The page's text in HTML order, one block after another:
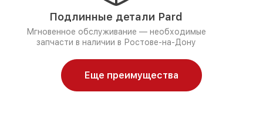
Подлинные детали Pard
Мгновенное обслуживание — необходимые
запчасти в наличии в Ростове-на-Дону
Еще преимущества